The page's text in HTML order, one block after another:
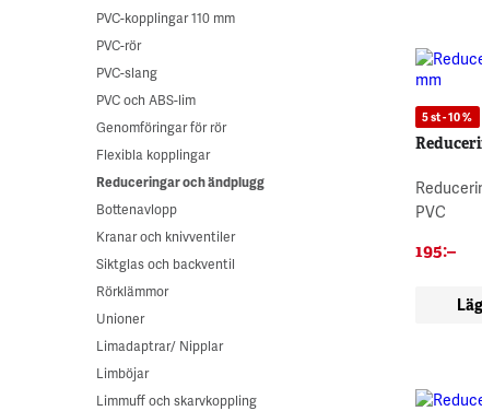
PVC-kopplingar 110 mm
PVC-rör
PVC-slang
PVC och ABS-lim
Genomföringar för rör
Flexibla kopplingar
Reduceringar och ändplugg
Bottenavlopp
Kranar och knivventiler
Siktglas och backventil
Rörklämmor
Unioner
Limadaptrar/ Nipplar
Limböjar
Limmuff och skarvkoppling
5 st - 10 %
PVC
195:–